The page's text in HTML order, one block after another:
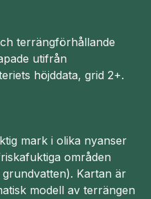
terrängförhållande
utifrån
höjddata, grid 2+.
mark i olika nyanser
områden
Kartan är
modell av terrängen